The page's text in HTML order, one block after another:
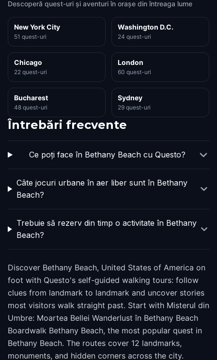
Descoperă quest-uri și aventuri în orașe din întreaga lume
New York City
51 quest-uri
Washington D.C.
24 quest-uri
Chicago
22 quest-uri
London
60 quest-uri
Bucharest
48 quest-uri
Sydney
29 quest-uri
Întrebări frecvente
Ce poți face în Bethany Beach cu Questo?
Câte jocuri urbane în aer liber sunt în Bethany
Beach?
Trebuie să rezerv din timp o activitate în Bethany
Beach?
Discover Bethany Beach, United States of America on
foot with Questo's self-guided walking tours: follow
clues from landmark to landmark and uncover stories
most visitors walk straight past. Start with Misterul din
Umbre: Moartea Bellei Wanderlust în Bethany Beach
Boardwalk Bethany Beach, the most popular quest in
Bethany Beach. The routes cover 12 landmarks,
monuments, and hidden corners across the city.